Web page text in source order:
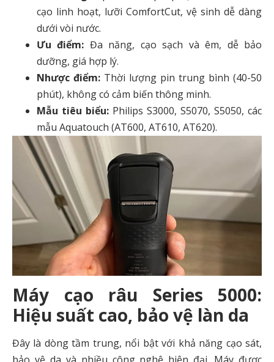
cạo linh hoạt, lưỡi ComfortCut, vệ sinh dễ dàng
dưới vòi nước.
Ưu điểm: Đa năng, cạo sạch và êm, dễ bảo
dưỡng, giá hợp lý.
Nhược điểm: Thời lượng pin trung bình (40-50
phút), không có cảm biến thông minh.
Mẫu tiêu biểu: Philips S3000, S5070, S5050, các
mẫu Aquatouch (AT600, AT610, AT620).
Máy cạo râu Series 5000:
Hiệu suất cao, bảo vệ làn da
Đây là dòng tầm trung, nổi bật với khả năng cạo sát,